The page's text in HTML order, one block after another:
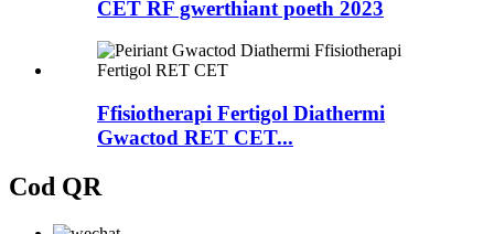
CET RF gwerthiant poeth 2023
Ffisiotherapi Fertigol Diathermi
Gwactod RET CET...
Cod QR